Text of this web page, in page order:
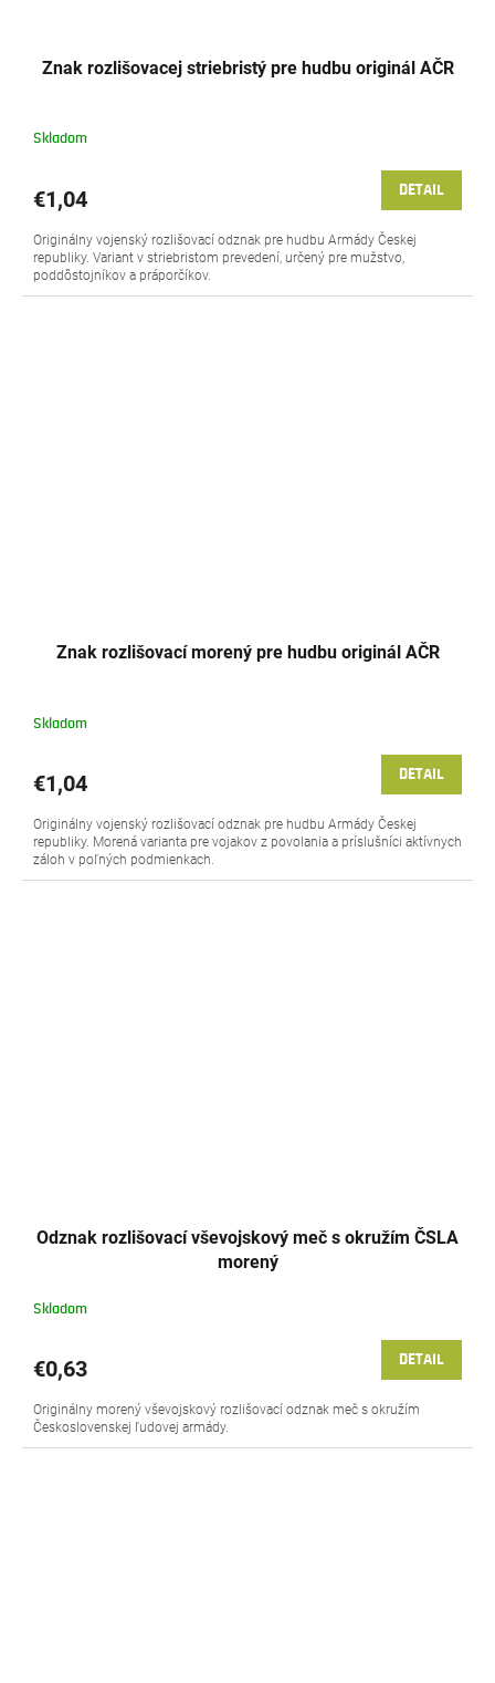
Znak rozlišovacej striebristý pre hudbu originál AČR
Skladom
€1,04 DETAIL
Originálny vojenský rozlišovací odznak pre hudbu Armády Českej
republiky. Variant v striebristom prevedení, určený pre mužstvo,
poddôstojníkov a práporčíkov.
Znak rozlišovací morený pre hudbu originál AČR
Skladom
€1,04 DETAIL
Originálny vojenský rozlišovací odznak pre hudbu Armády Českej
republiky. Morená varianta pre vojakov z povolania a príslušníci aktívnych
záloh v poľných podmienkach.
Odznak rozlišovací vševojskový meč s okružím ČSLA
morený
Skladom
€0,63 DETAIL
Originálny morený vševojskový rozlišovací odznak meč s okružím
Československej ľudovej armády.